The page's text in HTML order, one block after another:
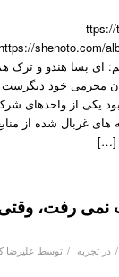
ttps://
ای بسا هندو و ترک
محرمی خود دیگرست
یکی از واحدهای
های غربال شده از
[…]
رفت،
/ در تجربه / توسط علیرضا